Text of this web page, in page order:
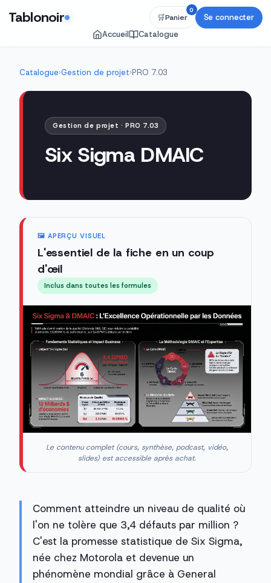
Tablonoir
Accueil Catalogue
🛒Panier
0
Se connecter
Catalogue›Gestion de projet›PRO 7.03
Gestion de projet · PRO 7.03
Six Sigma DMAIC
🖼️ APERÇU VISUEL
L'essentiel de la fiche en un coup
d'œil
Inclus dans toutes les formules
Le contenu complet (cours, synthèse, podcast, vidéo,
slides) est accessible après achat.
Comment atteindre un niveau de qualité où
l'on ne tolère que 3,4 défauts par million ?
C'est la promesse statistique de Six Sigma,
née chez Motorola et devenue un
phénomène mondial grâce à General